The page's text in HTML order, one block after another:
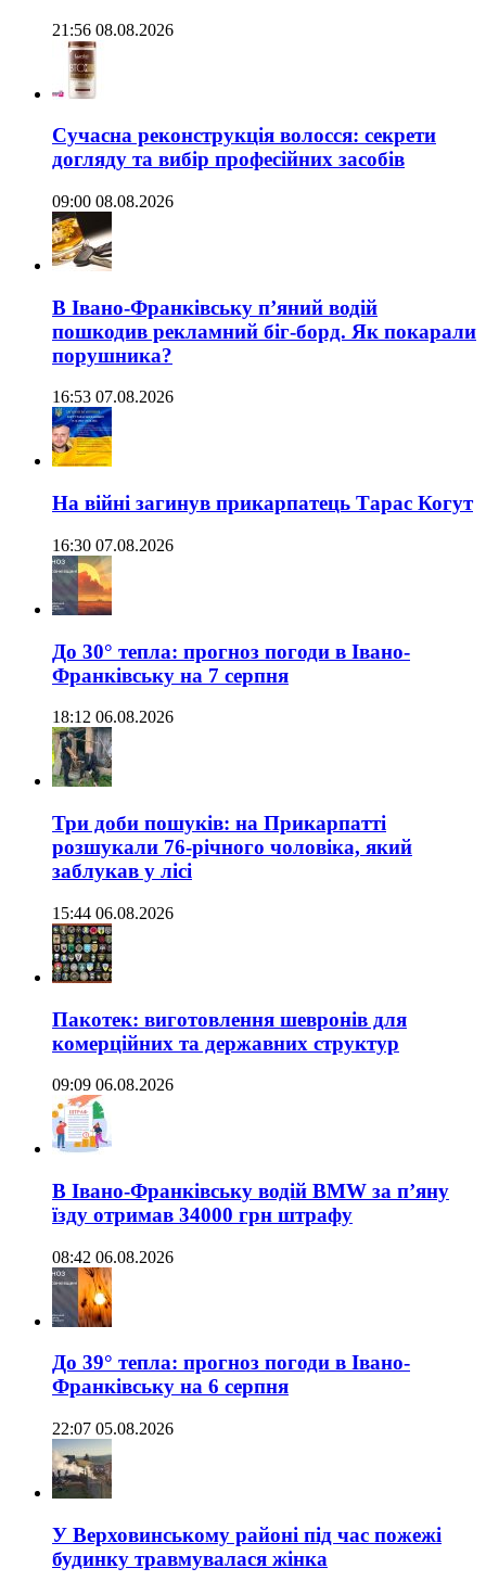
21:56 08.08.2026
Сучасна реконструкція волосся: секрети
догляду та вибір професійних засобів
09:00 08.08.2026
В Івано-Франківську п’яний водій
пошкодив рекламний біг-борд. Як покарали
порушника?
16:53 07.08.2026
На війні загинув прикарпатець Тарас Когут
16:30 07.08.2026
До 30° тепла: прогноз погоди в Івано-
Франківську на 7 серпня
18:12 06.08.2026
Три доби пошуків: на Прикарпатті
розшукали 76-річного чоловіка, який
заблукав у лісі
15:44 06.08.2026
Пакотек: виготовлення шевронів для
комерційних та державних структур
09:09 06.08.2026
В Івано-Франківську водій BMW за п’яну
їзду отримав 34000 грн штрафу
08:42 06.08.2026
До 39° тепла: прогноз погоди в Івано-
Франківську на 6 серпня
22:07 05.08.2026
У Верховинському районі під час пожежі
будинку травмувалася жінка